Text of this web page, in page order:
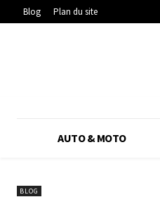
Blog Plan du site
AUTO & MOTO
BLOG